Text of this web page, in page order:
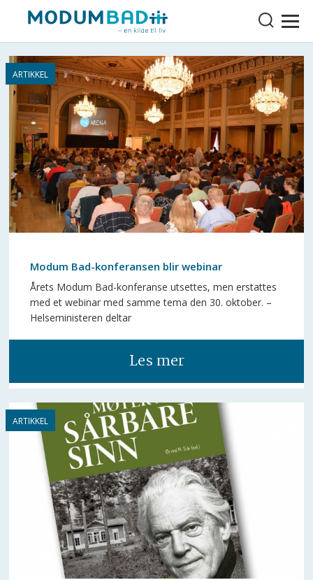
Modum Bad-konferansen blir webinar
Årets Modum Bad-konferanse utsettes, men erstattes
med et webinar med samme tema den 30. oktober. –
Helseministeren deltar
Les mer